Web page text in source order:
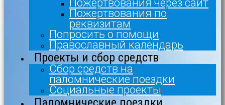
Пожертвования по
реквизитам
Попросить о помощи
Православный календарь
Проекты и сбор средств
Сбор средств на
паломнические поездки
Социальные проекты